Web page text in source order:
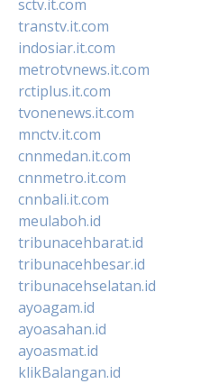
sctv.it.com
transtv.it.com
indosiar.it.com
metrotvnews.it.com
rctiplus.it.com
tvonenews.it.com
mnctv.it.com
cnnmedan.it.com
cnnmetro.it.com
cnnbali.it.com
meulaboh.id
tribunacehbarat.id
tribunacehbesar.id
tribunacehselatan.id
ayoagam.id
ayoasahan.id
ayoasmat.id
klikBalangan.id